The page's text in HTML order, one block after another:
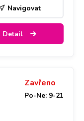
Navigovat
Detail
Zavřeno
Po-Ne: 9-21